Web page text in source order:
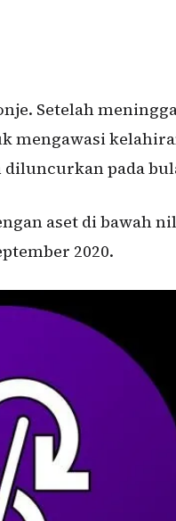
Setelah
mengawasi
pada
aset di bawah
2020.